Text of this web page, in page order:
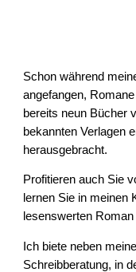
Schon während
angefangen,
bereits neun Bücher
bekannten Verlagen
herausgebracht.
Profitieren auch Sie
lernen Sie in meinen
lesenswerten
Ich biete neben
Schreibberatung, in